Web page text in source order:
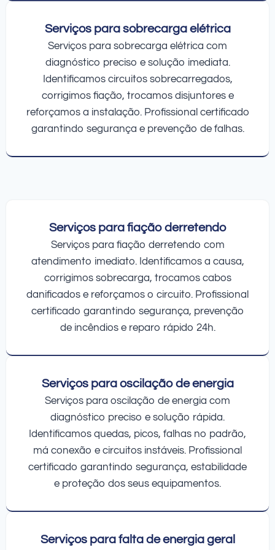
Serviços para sobrecarga elétrica
Serviços para sobrecarga elétrica com
diagnóstico preciso e solução imediata.
Identificamos circuitos sobrecarregados,
corrigimos fiação, trocamos disjuntores e
reforçamos a instalação. Profissional certificado
garantindo segurança e prevenção de falhas.
Serviços para fiação derretendo
Serviços para fiação derretendo com
atendimento imediato. Identificamos a causa,
corrigimos sobrecarga, trocamos cabos
danificados e reforçamos o circuito. Profissional
certificado garantindo segurança, prevenção
de incêndios e reparo rápido 24h.
Serviços para oscilação de energia
Serviços para oscilação de energia com
diagnóstico preciso e solução rápida.
Identificamos quedas, picos, falhas no padrão,
má conexão e circuitos instáveis. Profissional
certificado garantindo segurança, estabilidade
e proteção dos seus equipamentos.
Serviços para falta de energia geral